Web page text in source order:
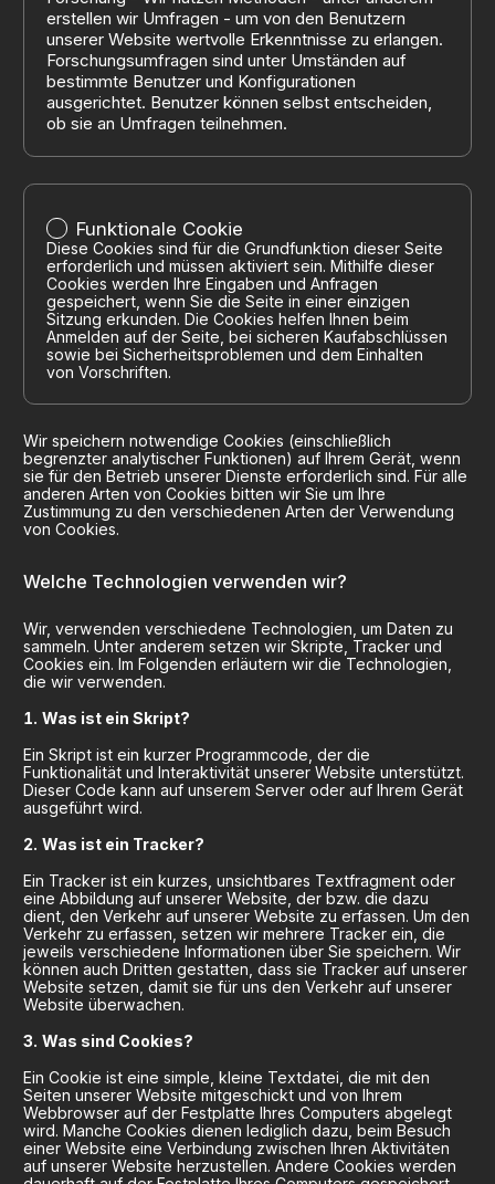
erstellen wir Umfragen - um von den Benutzern
unserer Website wertvolle Erkenntnisse zu erlangen.
Forschungsumfragen sind unter Umständen auf
bestimmte Benutzer und Konfigurationen
ausgerichtet. Benutzer können selbst entscheiden,
ob sie an Umfragen teilnehmen.
Funktionale Cookie
Diese Cookies sind für die Grundfunktion dieser Seite
erforderlich und müssen aktiviert sein. Mithilfe dieser
Cookies werden Ihre Eingaben und Anfragen
gespeichert, wenn Sie die Seite in einer einzigen
Sitzung erkunden. Die Cookies helfen Ihnen beim
Anmelden auf der Seite, bei sicheren Kaufabschlüssen
sowie bei Sicherheitsproblemen und dem Einhalten
von Vorschriften.
Wir speichern notwendige Cookies (einschließlich
begrenzter analytischer Funktionen) auf Ihrem Gerät, wenn
sie für den Betrieb unserer Dienste erforderlich sind. Für alle
anderen Arten von Cookies bitten wir Sie um Ihre
Zustimmung zu den verschiedenen Arten der Verwendung
von Cookies.
Welche Technologien verwenden wir?
Wir, verwenden verschiedene Technologien, um Daten zu
sammeln. Unter anderem setzen wir Skripte, Tracker und
Cookies ein. Im Folgenden erläutern wir die Technologien,
die wir verwenden.
Was ist ein Skript?
Ein Skript ist ein kurzer Programmcode, der die
Funktionalität und Interaktivität unserer Website unterstützt.
Dieser Code kann auf unserem Server oder auf Ihrem Gerät
ausgeführt wird.
Was ist ein Tracker?
Ein Tracker ist ein kurzes, unsichtbares Textfragment oder
eine Abbildung auf unserer Website, der bzw. die dazu
dient, den Verkehr auf unserer Website zu erfassen. Um den
Verkehr zu erfassen, setzen wir mehrere Tracker ein, die
jeweils verschiedene Informationen über Sie speichern. Wir
können auch Dritten gestatten, dass sie Tracker auf unserer
Website setzen, damit sie für uns den Verkehr auf unserer
Website überwachen.
Was sind Cookies?
Ein Cookie ist eine simple, kleine Textdatei, die mit den
Seiten unserer Website mitgeschickt und von Ihrem
Webbrowser auf der Festplatte Ihres Computers abgelegt
wird. Manche Cookies dienen lediglich dazu, beim Besuch
einer Website eine Verbindung zwischen Ihren Aktivitäten
auf unserer Website herzustellen. Andere Cookies werden